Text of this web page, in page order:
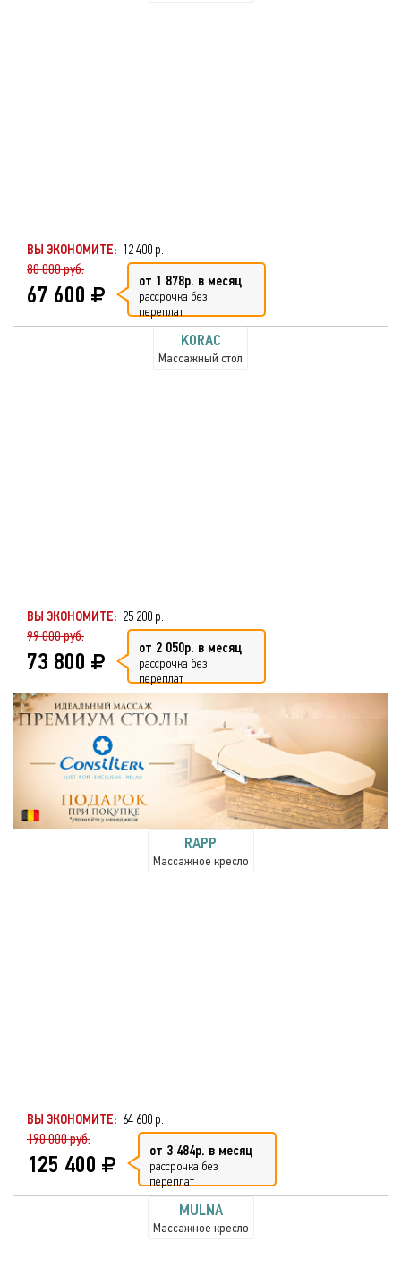
ВЫ ЭКОНОМИТЕ: 12 400 р.
80 000 руб.
67 600 от 1 878р. в месяц
рассрочка без
переплат
KORAC
Массажный стол
ВЫ ЭКОНОМИТЕ: 25 200 р.
99 000 руб.
73 800 от 2 050р. в месяц
рассрочка без
переплат
RAPP
Массажное кресло
ВЫ ЭКОНОМИТЕ: 64 600 р.
190 000 руб.
125 400 от 3 484р. в месяц
рассрочка без
переплат
MULNA
Массажное кресло